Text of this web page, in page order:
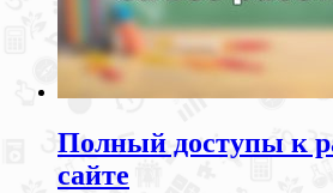
Полный доступы к
сайте